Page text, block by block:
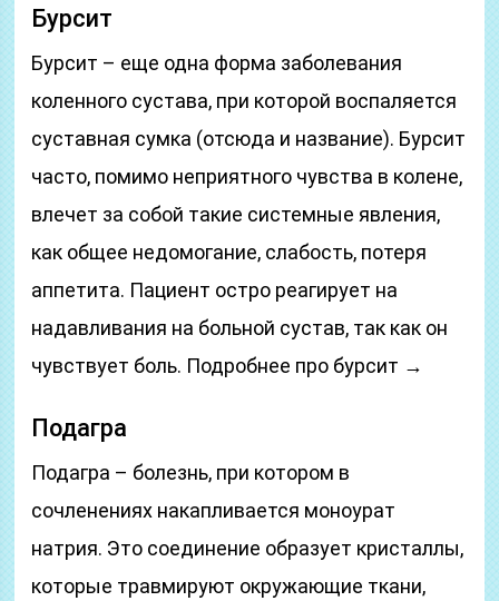
Бурсит
Бурсит – еще одна форма заболевания
коленного сустава, при которой воспаляется
суставная сумка (отсюда и название). Бурсит
часто, помимо неприятного чувства в колене,
влечет за собой такие системные явления,
как общее недомогание, слабость, потеря
аппетита. Пациент остро реагирует на
надавливания на больной сустав, так как он
чувствует боль. Подробнее про бурсит →
Подагра
Подагра – болезнь, при котором в
сочленениях накапливается моноурат
натрия. Это соединение образует кристаллы,
которые травмируют окружающие ткани,